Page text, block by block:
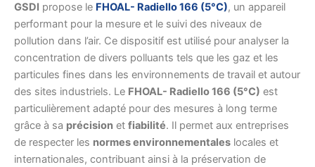
GSDI propose le FHOAL- Radiello 166 (5°C), un appareil
performant pour la mesure et le suivi des niveaux de
pollution dans l’air. Ce dispositif est utilisé pour analyser la
concentration de divers polluants tels que les gaz et les
particules fines dans les environnements de travail et autour
des sites industriels. Le FHOAL- Radiello 166 (5°C) est
particulièrement adapté pour des mesures à long terme
grâce à sa précision et fiabilité. Il permet aux entreprises
de respecter les normes environnementales locales et
internationales, contribuant ainsi à la préservation de